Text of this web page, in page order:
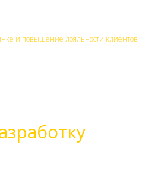
и повышение лояльности клиентов